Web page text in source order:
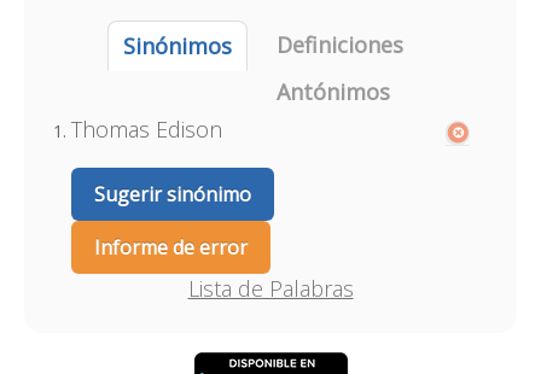
Sinónimos
Definiciones
Antónimos
Thomas Edison
Sugerir sinónimo
Informe de error
Lista de Palabras